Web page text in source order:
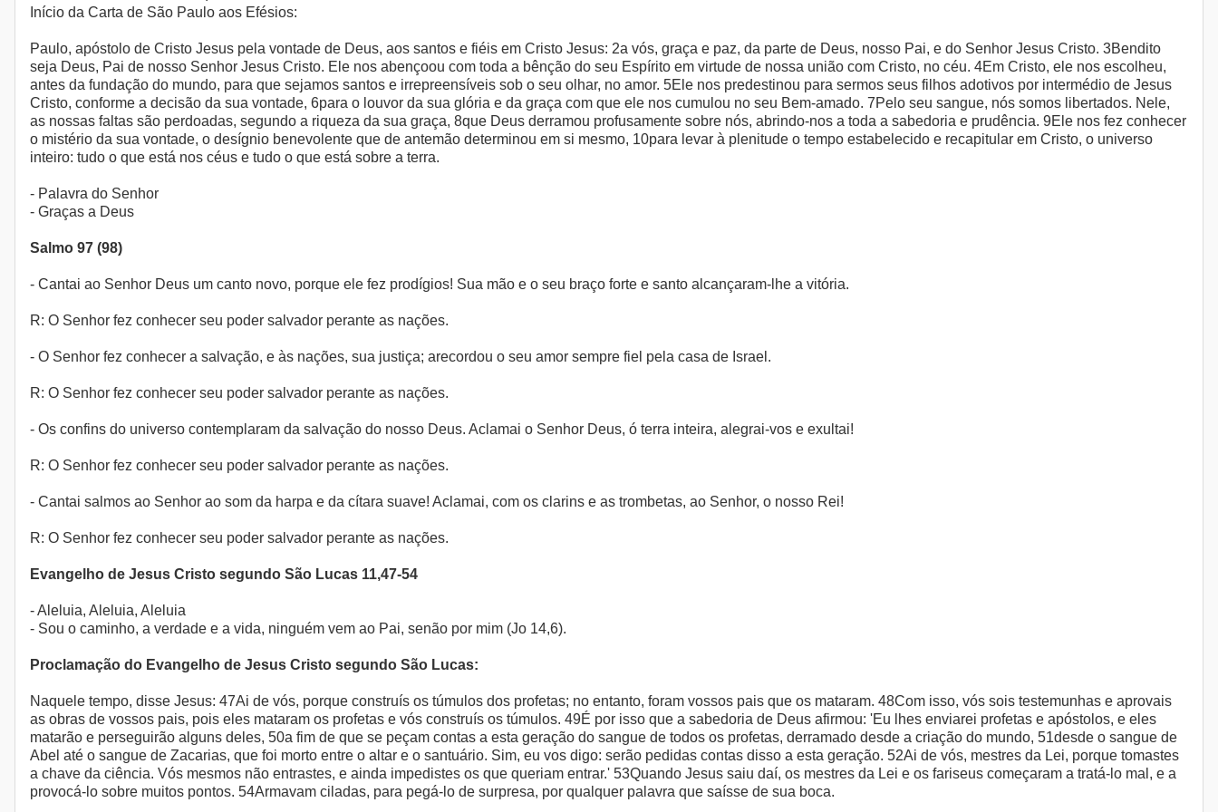
Início da Carta de São Paulo aos Efésios:
Paulo, apóstolo de Cristo Jesus pela vontade de Deus, aos santos e fiéis em Cristo Jesus: 2a vós, graça e paz, da parte de Deus, nosso Pai, e do Senhor Jesus Cristo. 3Bendito
seja Deus, Pai de nosso Senhor Jesus Cristo. Ele nos abençoou com toda a bênção do seu Espírito em virtude de nossa união com Cristo, no céu. 4Em Cristo, ele nos escolheu,
antes da fundação do mundo, para que sejamos santos e irrepreensíveis sob o seu olhar, no amor. 5Ele nos predestinou para sermos seus filhos adotivos por intermédio de Jesus
Cristo, conforme a decisão da sua vontade, 6para o louvor da sua glória e da graça com que ele nos cumulou no seu Bem-amado. 7Pelo seu sangue, nós somos libertados. Nele,
as nossas faltas são perdoadas, segundo a riqueza da sua graça, 8que Deus derramou profusamente sobre nós, abrindo-nos a toda a sabedoria e prudência. 9Ele nos fez conhecer
o mistério da sua vontade, o desígnio benevolente que de antemão determinou em si mesmo, 10para levar à plenitude o tempo estabelecido e recapitular em Cristo, o universo
inteiro: tudo o que está nos céus e tudo o que está sobre a terra.
- Palavra do Senhor
- Graças a Deus
Salmo 97 (98)
- Cantai ao Senhor Deus um canto novo, porque ele fez prodígios! Sua mão e o seu braço forte e santo alcançaram-lhe a vitória.
R: O Senhor fez conhecer seu poder salvador perante as nações.
- O Senhor fez conhecer a salvação, e às nações, sua justiça; arecordou o seu amor sempre fiel pela casa de Israel.
R: O Senhor fez conhecer seu poder salvador perante as nações.
- Os confins do universo contemplaram da salvação do nosso Deus. Aclamai o Senhor Deus, ó terra inteira, alegrai-vos e exultai!
R: O Senhor fez conhecer seu poder salvador perante as nações.
- Cantai salmos ao Senhor ao som da harpa e da cítara suave! Aclamai, com os clarins e as trombetas, ao Senhor, o nosso Rei!
R: O Senhor fez conhecer seu poder salvador perante as nações.
Evangelho de Jesus Cristo segundo São Lucas 11,47-54
- Aleluia, Aleluia, Aleluia
- Sou o caminho, a verdade e a vida, ninguém vem ao Pai, senão por mim (Jo 14,6).
Proclamação do Evangelho de Jesus Cristo segundo São Lucas:
Naquele tempo, disse Jesus: 47Ai de vós, porque construís os túmulos dos profetas; no entanto, foram vossos pais que os mataram. 48Com isso, vós sois testemunhas e aprovais
as obras de vossos pais, pois eles mataram os profetas e vós construís os túmulos. 49É por isso que a sabedoria de Deus afirmou: 'Eu lhes enviarei profetas e apóstolos, e eles
matarão e perseguirão alguns deles, 50a fim de que se peçam contas a esta geração do sangue de todos os profetas, derramado desde a criação do mundo, 51desde o sangue de
Abel até o sangue de Zacarias, que foi morto entre o altar e o santuário. Sim, eu vos digo: serão pedidas contas disso a esta geração. 52Ai de vós, mestres da Lei, porque tomastes
a chave da ciência. Vós mesmos não entrastes, e ainda impedistes os que queriam entrar.' 53Quando Jesus saiu daí, os mestres da Lei e os fariseus começaram a tratá-lo mal, e a
provocá-lo sobre muitos pontos. 54Armavam ciladas, para pegá-lo de surpresa, por qualquer palavra que saísse de sua boca.